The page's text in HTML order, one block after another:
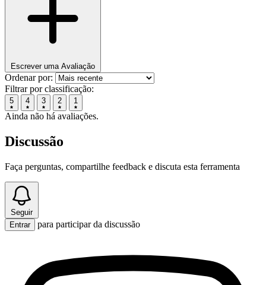
Escrever uma Avaliação
Ordenar por:
Filtrar por classificação:
5 4 3 2 1
Ainda não há avaliações.
Discussão
Faça perguntas, compartilhe feedback e discuta esta ferramenta
Seguir
Entrar
para participar da discussão